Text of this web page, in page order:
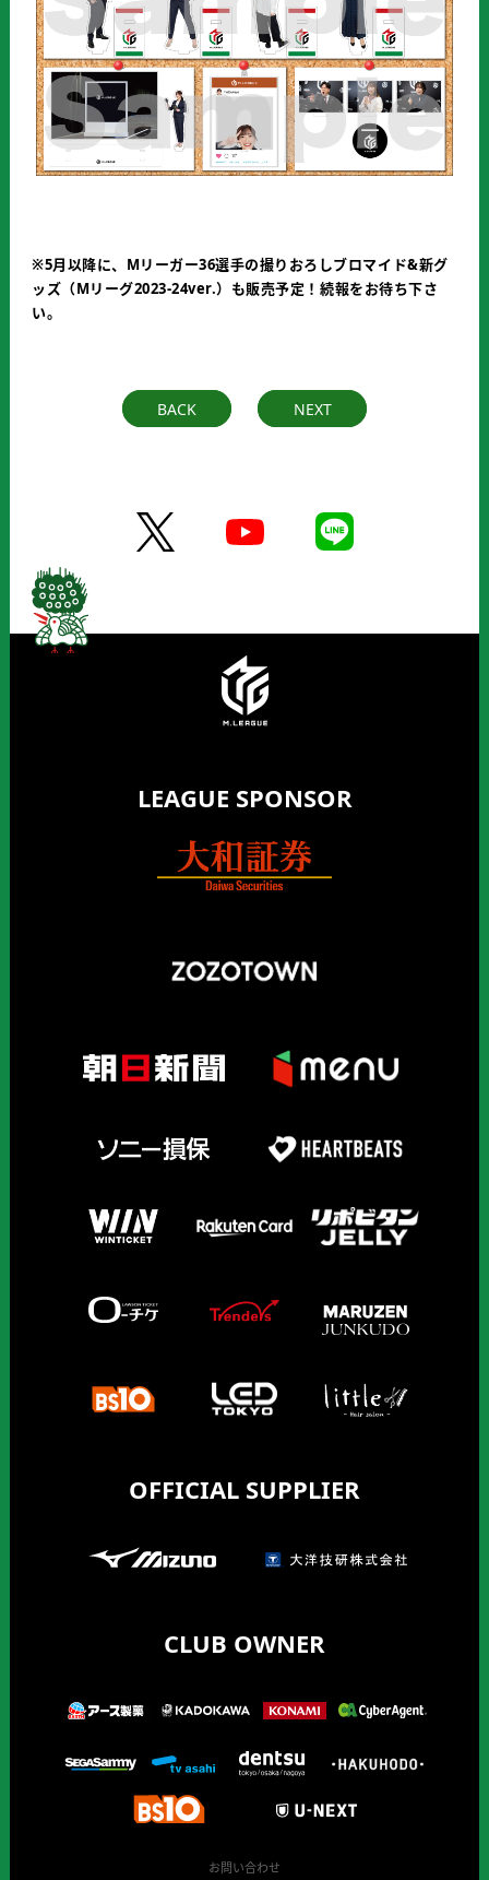
※5月以降に、Mリーガー36選手の撮りおろしブロマイド&新グ
ッズ（Mリーグ2023-24ver.）も販売予定！続報をお待ち下さ
い。
BACK NEXT
LEAGUE SPONSOR
OFFICIAL SUPPLIER
CLUB OWNER
お問い合わせ